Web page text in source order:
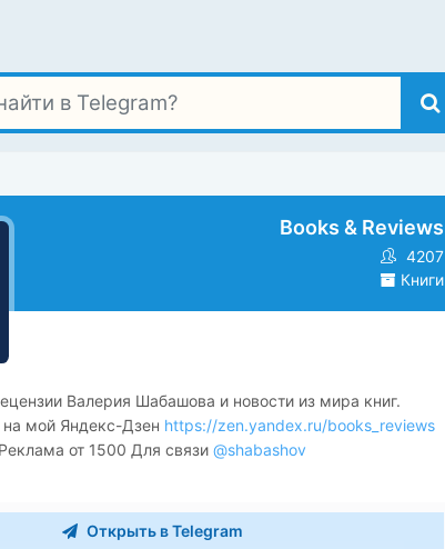
Books & Reviews
4207
Книги
Валерия Шабашова и новости из мира книг.
мой Яндекс-Дзен https://zen.yandex.ru/books_reviews
Реклама от 1500 Для связи @shabashov
Открыть в Telegram